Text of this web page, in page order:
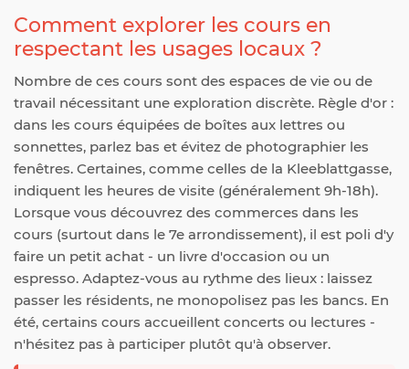
Comment explorer les cours en
respectant les usages locaux ?
Nombre de ces cours sont des espaces de vie ou de
travail nécessitant une exploration discrète. Règle d'or :
dans les cours équipées de boîtes aux lettres ou
sonnettes, parlez bas et évitez de photographier les
fenêtres. Certaines, comme celles de la Kleeblattgasse,
indiquent les heures de visite (généralement 9h-18h).
Lorsque vous découvrez des commerces dans les
cours (surtout dans le 7e arrondissement), il est poli d'y
faire un petit achat - un livre d'occasion ou un
espresso. Adaptez-vous au rythme des lieux : laissez
passer les résidents, ne monopolisez pas les bancs. En
été, certains cours accueillent concerts ou lectures -
n'hésitez pas à participer plutôt qu'à observer.